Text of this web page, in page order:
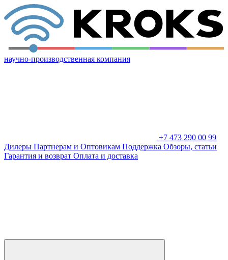
научно-производственная компания
+7 473 290 00 99
Дилеры Партнерам и Оптовикам Поддержка Обзоры, статьи
Гарантия и возврат Оплата и доставка